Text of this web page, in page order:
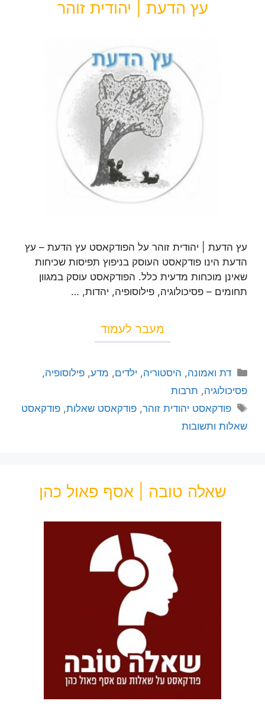
עץ הדעת | יהודית זוהר
עץ הדעת | יהודית זוהר על הפודקאסט עץ הדעת – עץ
הדעת הינו פודקאסט העוסק בניפוץ תפיסות שכיחות
שאינן מוכחות מדעית כלל. הפודקאסט עוסק במגוון
תחומים – פסיכולוגיה, פילוסופיה, יהדות, …
מעבר לעמוד
דת ואמונה, היסטוריה, ילדים, מדע,פילוסופיה,
פסיכולוגיה, תרבות
פודקאסט יהודית זוהר,פודקאסט שאלות,פודקאסט
שאלות ותשובות
שאלה טובה | אסף פאול כהן